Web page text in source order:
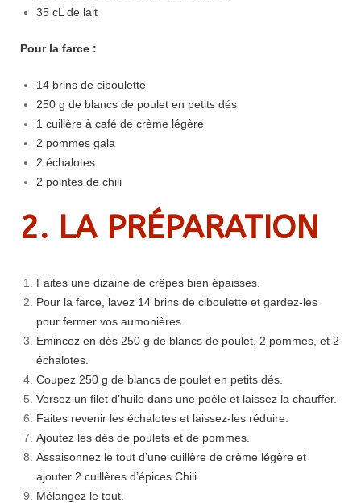
35 cL de lait
Pour la farce :
14 brins de ciboulette
250 g de blancs de poulet en petits dés
1 cuillère à café de crème légère
2 pommes gala
2 échalotes
2 pointes de chili
2. LA PRÉPARATION
Faites une dizaine de crêpes bien épaisses.
Pour la farce, lavez 14 brins de ciboulette et gardez-les
pour fermer vos aumonières.
Emincez en dés 250 g de blancs de poulet, 2 pommes, et 2
échalotes.
Coupez 250 g de blancs de poulet en petits dés.
Versez un filet d’huile dans une poêle et laissez la chauffer.
Faites revenir les échalotes et laissez-les réduire.
Ajoutez les dés de poulets et de pommes.
Assaisonnez le tout d’une cuillère de crème légère et
ajouter 2 cuillères d’épices Chili.
Mélangez le tout.